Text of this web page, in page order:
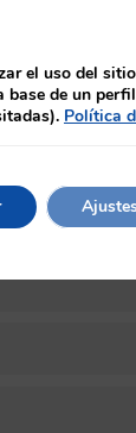
que
certificado
el uso del
de un
Política